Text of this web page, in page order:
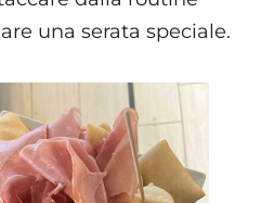
una serata speciale.